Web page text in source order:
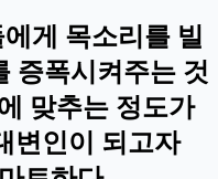
게 목소리를 빌
증폭시켜주는 것
맞추는 정도가
변인이 되고자